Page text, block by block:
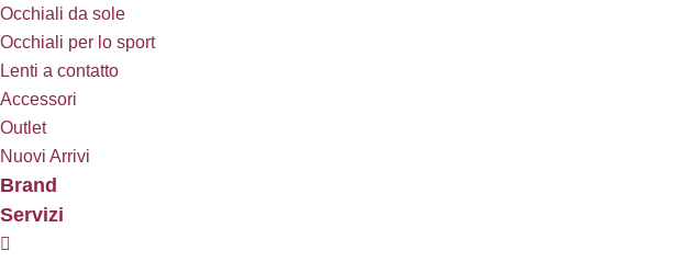
Occhiali da sole
Occhiali per lo sport
Lenti a contatto
Accessori
Outlet
Nuovi Arrivi
Brand
Servizi